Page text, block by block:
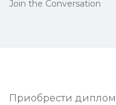
Join the Conversation
Приобрести